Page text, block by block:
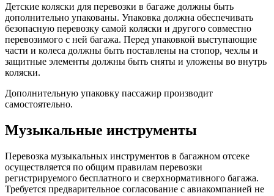
Детские коляски для перевозки в багаже должны быть
дополнительно упакованы. Упаковка должна обеспечивать
безопасную перевозку самой коляски и другого совместно
перевозимого с ней багажа. Перед упаковкой выступающие
части и колеса должны быть поставлены на стопор, чехлы и
защитные элементы должны быть сняты и уложены во внутрь
коляски.
Дополнительную упаковку пассажир производит
самостоятельно.
Музыкальные инструменты
Перевозка музыкальных инструментов в багажном отсеке
осуществляется по общим правилам перевозки
регистрируемого бесплатного и сверхнормативного багажа.
Требуется предварительное согласование с авиакомпанией не